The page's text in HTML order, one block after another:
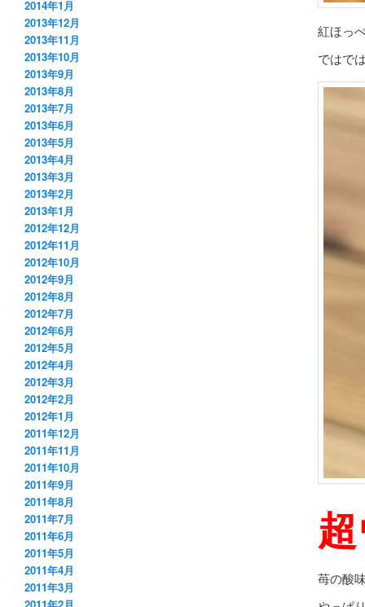
紅ほっ
ではで
苺の酸
2014年1月
2013年12月
2013年11月
2013年10月
2013年9月
2013年8月
2013年7月
2013年6月
2013年5月
2013年4月
2013年3月
2013年2月
2013年1月
2012年12月
2012年11月
2012年10月
2012年9月
2012年8月
2012年7月
2012年6月
2012年5月
2012年4月
2012年3月
2012年2月
2012年1月
2011年12月
2011年11月
2011年10月
2011年9月
2011年8月
2011年7月
2011年6月
2011年5月
2011年4月
2011年3月